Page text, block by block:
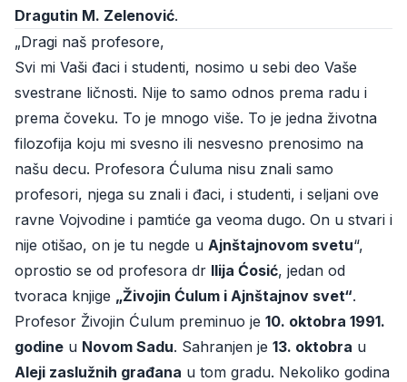
Dragutin M. Zelenović.
„Dragi naš profesore,
Svi mi Vaši đaci i studenti, nosimo u sebi deo Vaše
svestrane ličnosti. Nije to samo odnos prema radu i
prema čoveku. To je mnogo više. To je jedna životna
filozofija koju mi svesno ili nesvesno prenosimo na
našu decu. Profesora Ćuluma nisu znali samo
profesori, njega su znali i đaci, i studenti, i seljani ove
ravne Vojvodine i pamtiće ga veoma dugo. On u stvari i
nije otišao, on je tu negde u Ajnštajnovom svetu“,
oprostio se od profesora dr Ilija Ćosić, jedan od
tvoraca knjige „Živojin Ćulum i Ajnštajnov svet“.
Profesor Živojin Ćulum preminuo je 10. oktobra 1991.
godine u Novom Sadu. Sahranjen je 13. oktobra u
Aleji zaslužnih građana u tom gradu. Nekoliko godina